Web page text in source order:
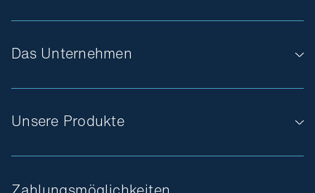
Das Unternehmen
Unsere Produkte